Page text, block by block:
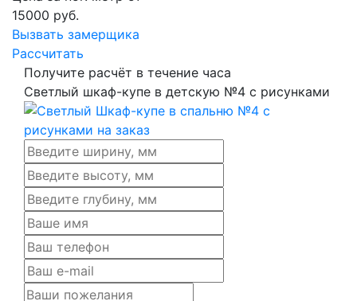
15000 руб.
Вызвать замерщика
Рассчитать
Получите расчёт в течение часа
Светлый шкаф-купе в детскую №4 с рисунками